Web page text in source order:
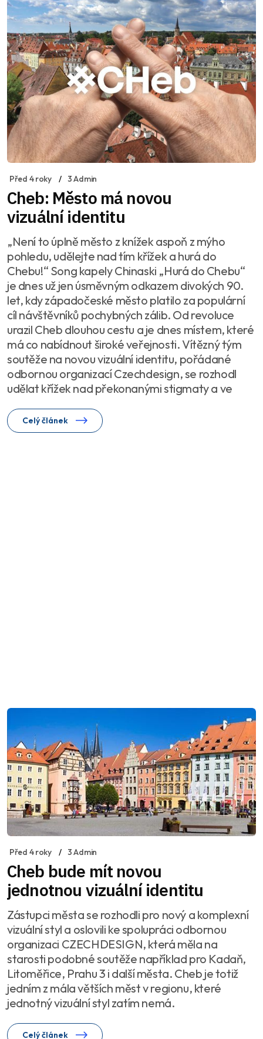
Před 4 roky 3 Admin
Cheb: Město má novou
vizuální identitu
„Není to úplně město z knížek aspoň z mýho
pohledu, udělejte nad tím křížek a hurá do
Chebu!“ Song kapely Chinaski „Hurá do Chebu“
je dnes už jen úsměvným odkazem divokých 90.
let, kdy západočeské město platilo za populární
cíl návštěvníků pochybných zálib. Od revoluce
urazil Cheb dlouhou cestu a je dnes místem, které
má co nabídnout široké veřejnosti. Vítězný tým
soutěže na novou vizuální identitu, pořádané
odbornou organizací Czechdesign, se rozhodl
udělat křížek nad překonanými stigmaty a ve
Celý článek
Před 4 roky 3 Admin
Cheb bude mít novou
jednotnou vizuální identitu
Zástupci města se rozhodli pro nový a komplexní
vizuální styl a oslovili ke spolupráci odbornou
organizaci CZECHDESIGN, která měla na
starosti podobné soutěže například pro Kadaň,
Litoměřice, Prahu 3 i další města. Cheb je totiž
jedním z mála větších měst v regionu, které
jednotný vizuální styl zatím nemá.
Celý článek